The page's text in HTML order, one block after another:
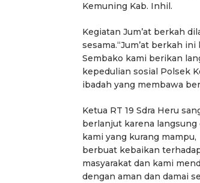
Kemuning Kab. Inhil.
Kegiatan Jum’at berkah
sesama.“Jum’at berkah
Sembako kami berikan
kepedulian sosial Polsek
ibadah yang membawa
Ketua RT 19 Sdra Heru
berlanjut karena
kami yang kurang
berbuat kebaikan
masyarakat dan kami
dengan aman dan damai